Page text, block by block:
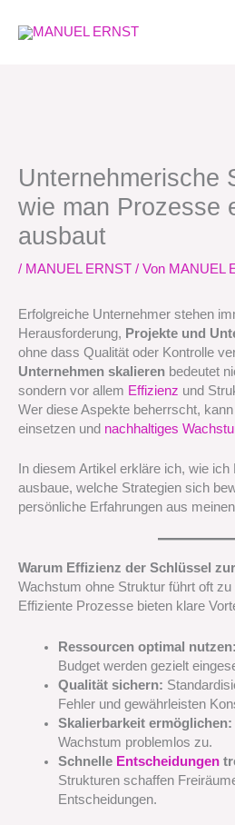
Inhalt
Unternehmerische
wie man Prozesse
ausbaut
/ MANUEL ERNST / Von MANUEL
Erfolgreiche Unternehmer stehen
Herausforderung, Projekte und
ohne dass Qualität oder Kontrolle
Unternehmen skalieren bedeutet
sondern vor allem Effizienz und
Wer diese Aspekte beherrscht,
einsetzen und nachhaltiges
In diesem Artikel erkläre ich, wie
ausbaue, welche Strategien sich
persönliche Erfahrungen aus
Warum Effizienz der Schlüssel
Wachstum ohne Struktur führt oft
Effiziente Prozesse bieten klare
Ressourcen optimal nutzen:
Budget werden gezielt
Qualität sichern:
Fehler und gewährleisten
Skalierbarkeit ermöglichen:
Wachstum problemlos zu.
Schnelle Entscheidungen
Strukturen schaffen
Entscheidungen.